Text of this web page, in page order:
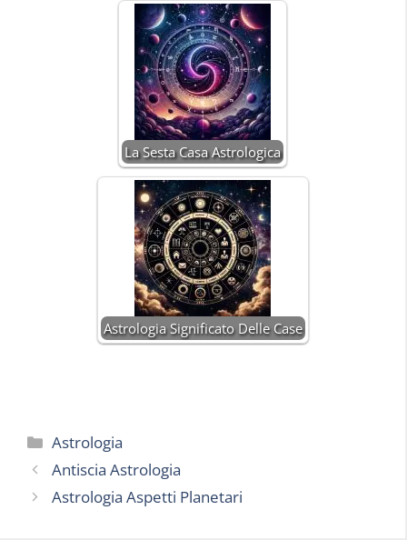
La Sesta Casa Astrologica
Astrologia Significato Delle Case
Categorie
Astrologia
Antiscia Astrologia
Astrologia Aspetti Planetari